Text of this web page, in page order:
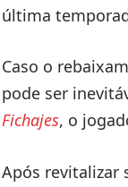
última
Caso o
pode ser
Fichajes, o
Após revitalizar